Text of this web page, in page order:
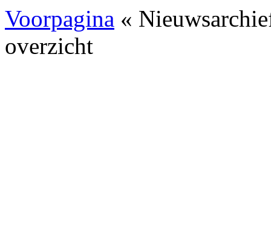
Voorpagina «
overzicht